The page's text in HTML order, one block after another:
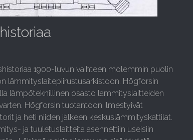
1900-luvun vaihteen molemmin puolin
lämmityslaitepiirustusarkistoon. Högforsin
lämpöteknillinen osasto lämmityslaitteiden
Högforsin tuotantoon ilmestyivät
ja heti niiden jälkeen keskuslämmityskattilat.
ja tuuletuslaitteita asennettiin useisiin